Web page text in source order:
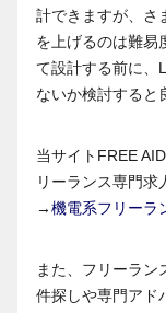
計できますが、さ
を上げるのは難易
て設計する前に、
ないか検討すると
当サイトFREE
リーランス専門求
→機電系フリーラ
また、フリーラン
件探しや専門アド